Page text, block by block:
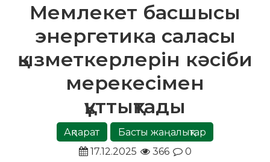
Мемлекет басшысы
энергетика саласы
қызметкерлерін кәсіби
мерекесімен
құттықтады
Ақпарат
Басты жаңалықтар
17.12.2025
366 0